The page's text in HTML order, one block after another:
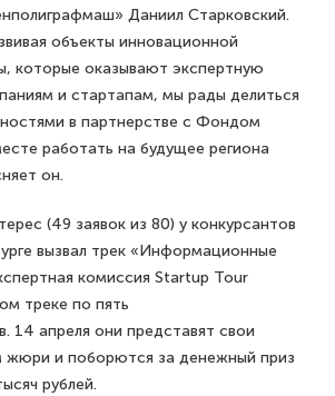
Даниил Старковский.
объекты инновационной
которые оказывают экспертную
и стартапам, мы рады делиться
в партнерстве с Фондом
работать на будущее региона
он.
(49 заявок из 80) у конкурсантов
вызвал трек «Информационные
комиссия Startup Tour
треке по пять
14 апреля они представят свои
жюри и поборются за денежный приз
рублей.